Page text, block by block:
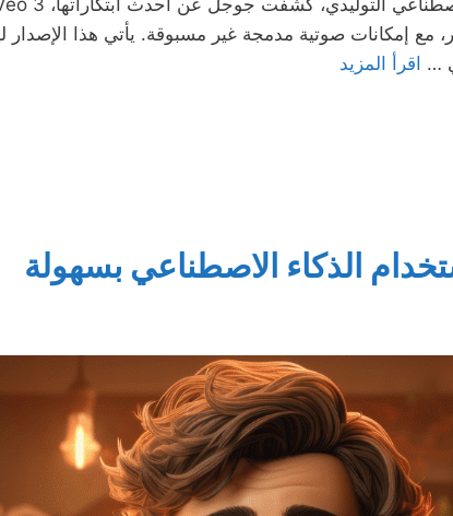
إمكانات صوتية مدمجة غير مسبوقة. يأتي هذا الإصدار
… اقرأ المزيد
الذكاء الاصطناعي بسهولة